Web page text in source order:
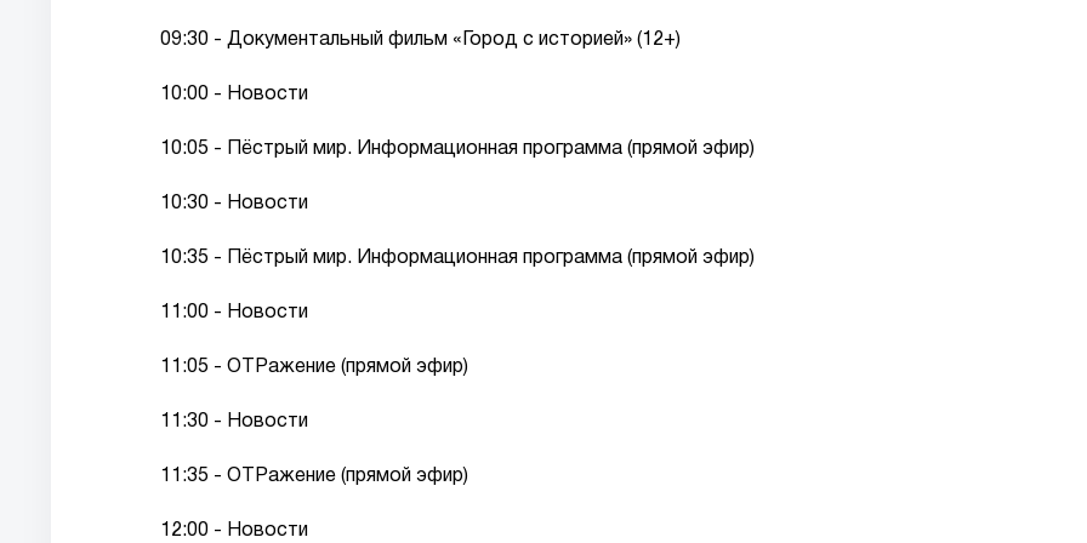
09:30 - Документальный фильм «Город с историей» (12+)
10:00 - Новости
10:05 - Пёстрый мир. Информационная программа (прямой эфир)
10:30 - Новости
10:35 - Пёстрый мир. Информационная программа (прямой эфир)
11:00 - Новости
11:05 - ОТРажение (прямой эфир)
11:30 - Новости
11:35 - ОТРажение (прямой эфир)
12:00 - Новости